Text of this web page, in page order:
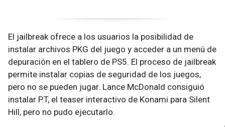
El jailbreak ofrece a los usuarios la posibilidad de
instalar archivos PKG del juego y acceder a un menú de
depuración en el tablero de PS5. El proceso de jailbreak
permite instalar copias de seguridad de los juegos,
pero no se pueden jugar. Lance McDonald consiguió
instalar P.T, el teaser interactivo de Konami para Silent
Hill, pero no pudo ejecutarlo.